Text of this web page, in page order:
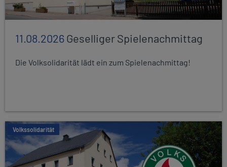
11.08.2026Geselliger Spielenachmittag
Die Volksolidarität lädt ein zum Spielenachmittag!
Volkssolidarität